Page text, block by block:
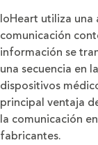
IoHeart utiliza
comunicación
información se
una secuencia en
dispositivos
principal ventaja
la comunicación
fabricantes.